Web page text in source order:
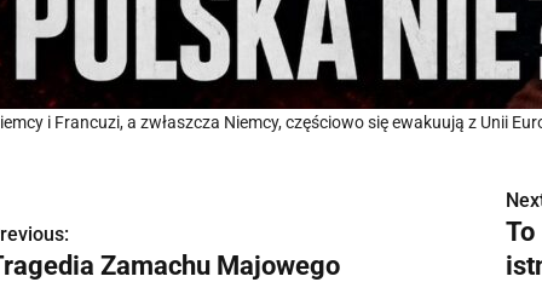
i Francuzi, a zwłaszcza Niemcy, częściowo się ewakuują z Unii
Zamachu Majowego